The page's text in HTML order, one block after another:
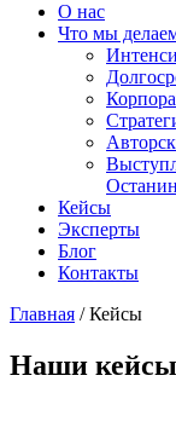
О нас
Что мы
Кейсы
Эксперты
Блог
Контакты
Главная /Кейсы
Наши кейсы